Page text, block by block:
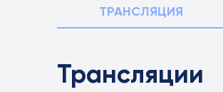
ТРАНСЛЯЦИЯ
Трансляции